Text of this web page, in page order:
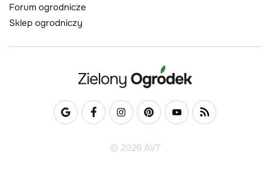
Forum ogrodnicze
Sklep ogrodniczy
© 2026 AVT